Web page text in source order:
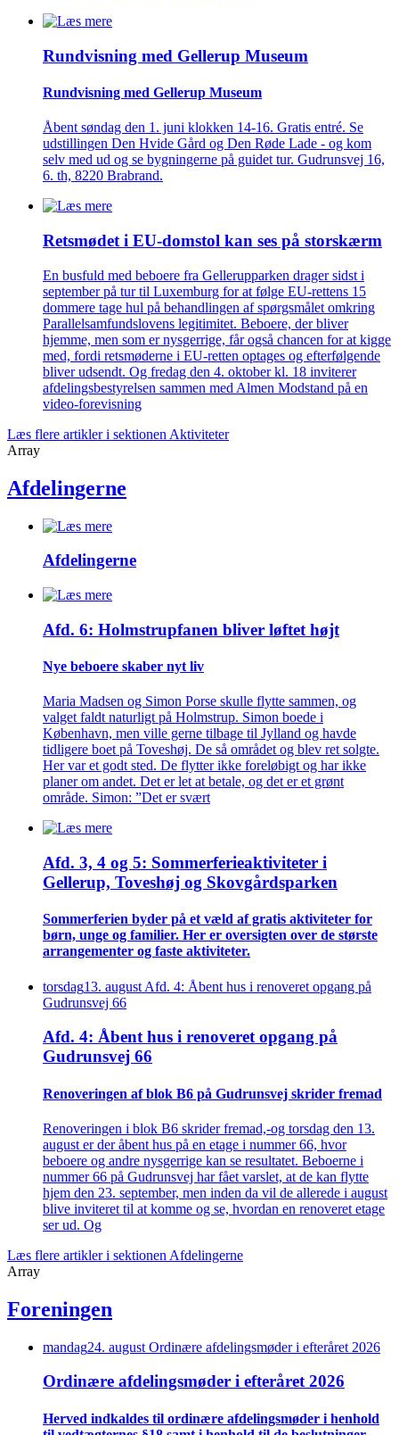
Rundvisning med Gellerup Museum
Rundvisning med Gellerup Museum
Åbent søndag den 1. juni klokken 14-16. Gratis entré. Se
udstillingen Den Hvide Gård og Den Røde Lade - og kom
selv med ud og se bygningerne på guidet tur. Gudrunsvej 16,
6. th, 8220 Brabrand.
Retsmødet i EU-domstol kan ses på storskærm
En busfuld med beboere fra Gellerupparken drager sidst i
september på tur til Luxemburg for at følge EU-rettens 15
dommere tage hul på behandlingen af spørgsmålet omkring
Parallelsamfundslovens legitimitet. Beboere, der bliver
hjemme, men som er nysgerrige, får også chancen for at kigge
med, fordi retsmøderne i EU-retten optages og efterfølgende
bliver udsendt. Og fredag den 4. oktober kl. 18 inviterer
afdelingsbestyrelsen sammen med Almen Modstand på en
video-forevisning
Læs flere artikler i sektionen Aktiviteter
Array
Afdelingerne
Afdelingerne
Afd. 6: Holmstrupfanen bliver løftet højt
Nye beboere skaber nyt liv
Maria Madsen og Simon Porse skulle flytte sammen, og
valget faldt naturligt på Holmstrup. Simon boede i
København, men ville gerne tilbage til Jylland og havde
tidligere boet på Toveshøj. De så området og blev ret solgte.
Her var et godt sted. De flytter ikke foreløbigt og har ikke
planer om andet. Det er let at betale, og det er et grønt
område. Simon: ”Det er svært
Afd. 3, 4 og 5: Sommer­ferie­aktiviteter i
Gellerup, Toveshøj og Skovgårds­parken
Sommer­ferien byder på et væld af gratis aktiviteter for
børn, unge og familier. Her er oversigten over de største
arrangementer og faste aktiviteter.
torsdag13. august Afd. 4: Åbent hus i renoveret opgang på
Gudrunsvej 66
Afd. 4: Åbent hus i renoveret opgang på
Gudrunsvej 66
Renove­ringen af blok B6 på Gudrunsvej skrider fremad
Renoveringen i blok B6 skrider fremad,-og torsdag den 13.
august er der åbent hus på en etage i nummer 66, hvor
beboere og andre nysgerrige kan se resultatet. Beboerne i
nummer 66 på Gudrunsvej har fået varslet, at de kan flytte
hjem den 23. september, men inden da vil de allerede i august
blive inviteret til at komme og se, hvordan en renoveret etage
ser ud. Og
Læs flere artikler i sektionen Afdelingerne
Array
Foreningen
mandag24. august Ordinære afdelings­møder i efteråret 2026
Ordinære afdelings­møder i efteråret 2026
Herved indkaldes til ordinære afdelings­møder i henhold